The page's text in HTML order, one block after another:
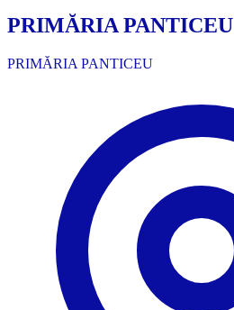
PRIMĂRIA PANTICEU
PRIMĂRIA PANTICEU